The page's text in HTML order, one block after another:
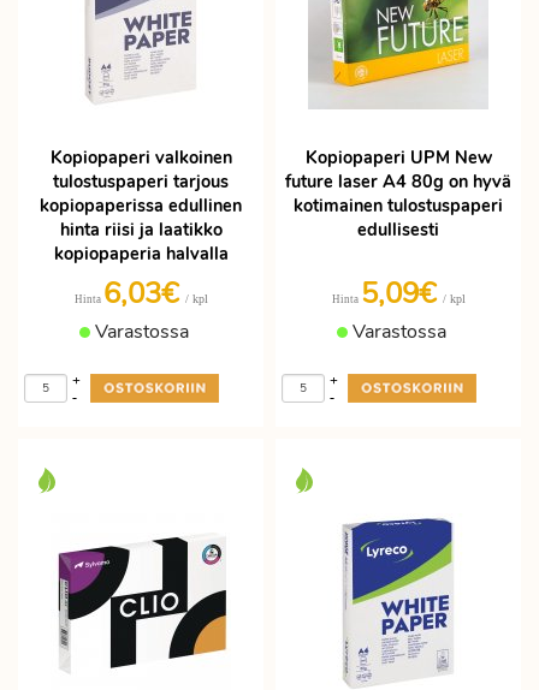
Kopiopaperi valkoinen
tulostuspaperi tarjous
kopiopaperissa edullinen
hinta riisi ja laatikko
kopiopaperia halvalla
Hinta 6,03€ / kpl
Varastossa
-
+
Kopiopaperi UPM New
future laser A4 80g on hyvä
kotimainen tulostuspaperi
edullisesti
Hinta 5,09€ / kpl
Varastossa
-
+